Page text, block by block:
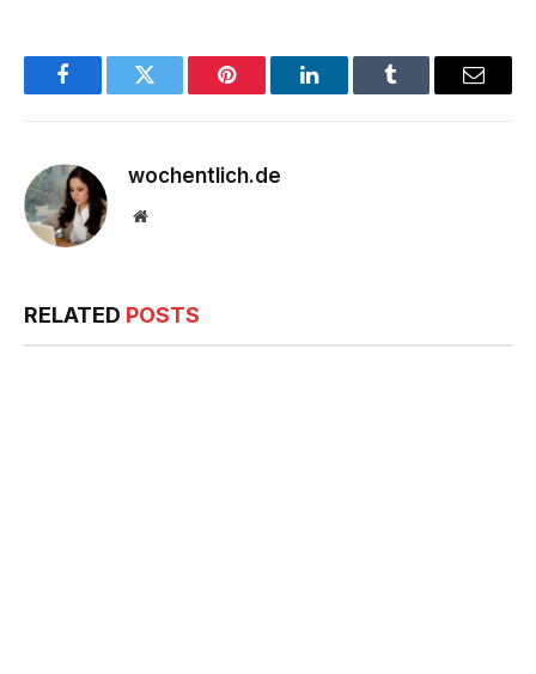
FacebookTwitter Pinterest LinkedInTumblr Email
wochentlich.de
Website
RELATED POSTS